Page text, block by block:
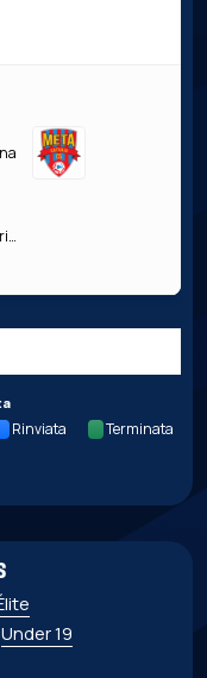
Covei Meta Catania Bricocity
Rinviata Terminata
Under 19